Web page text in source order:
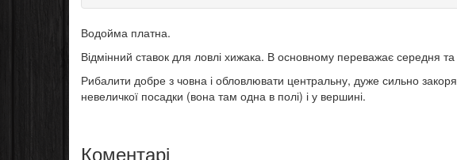
Водойма платна.
Відмінний ставок для ловлі хижака. В основному переважає середня
Рибалити добре з човна і обловлювати центральну, дуже сильно
невеличкої посадки (вона там одна в полі) і у вершині.
Коментарі